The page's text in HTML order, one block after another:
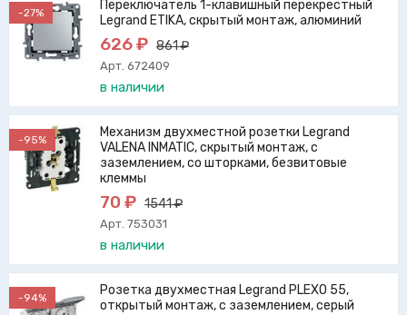
-27%
Переключатель 1-клавишный перекрестный
Legrand ETIKA, скрытый монтаж, алюминий
626 ₽ 861 ₽
Арт. 672409
в наличии
-95%
Механизм двухместной розетки Legrand
VALENA INMATIC, скрытый монтаж, с
заземлением, со шторками, безвитовые
клеммы
70 ₽ 1541 ₽
Арт. 753031
в наличии
-94%
Розетка двухместная Legrand PLEXO 55,
открытый монтаж, с заземлением, серый